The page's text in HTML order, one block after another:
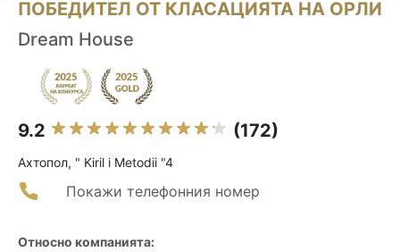
ПОБЕДИТЕЛ ОТ КЛАСАЦИЯТА НА ОРЛИ
Dream House
9.2 (172)
Ахтопол, " Kiril i Metodii "4
Покажи телефонния номер
Относно компанията: